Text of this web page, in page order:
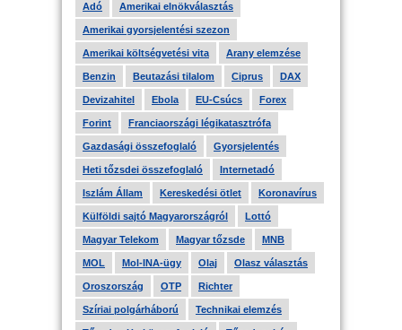
Adó Amerikai elnökválasztás
Amerikai gyorsjelentési szezon
Amerikai költségvetési vita Arany elemzése
Benzin Beutazási tilalom Ciprus DAX
Devizahitel Ebola EU-Csúcs Forex
Forint Franciaországi légikatasztrófa
Gazdasági összefoglaló Gyorsjelentés
Heti tőzsdei összefoglaló Internetadó
Iszlám Állam Kereskedési ötlet Koronavírus
Külföldi sajtó Magyarországról Lottó
Magyar Telekom Magyar tőzsde MNB
MOL Mol-INA-ügy Olaj Olasz választás
Oroszország OTP Richter
Szíriai polgárháború Technikai elemzés